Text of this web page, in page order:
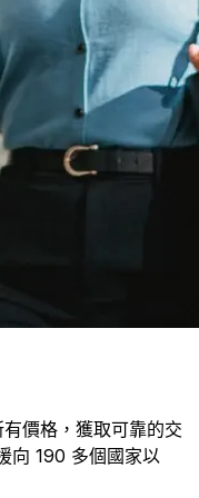
價格，獲取可靠的交
向 190 多個國家以